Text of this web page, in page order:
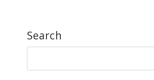
Search